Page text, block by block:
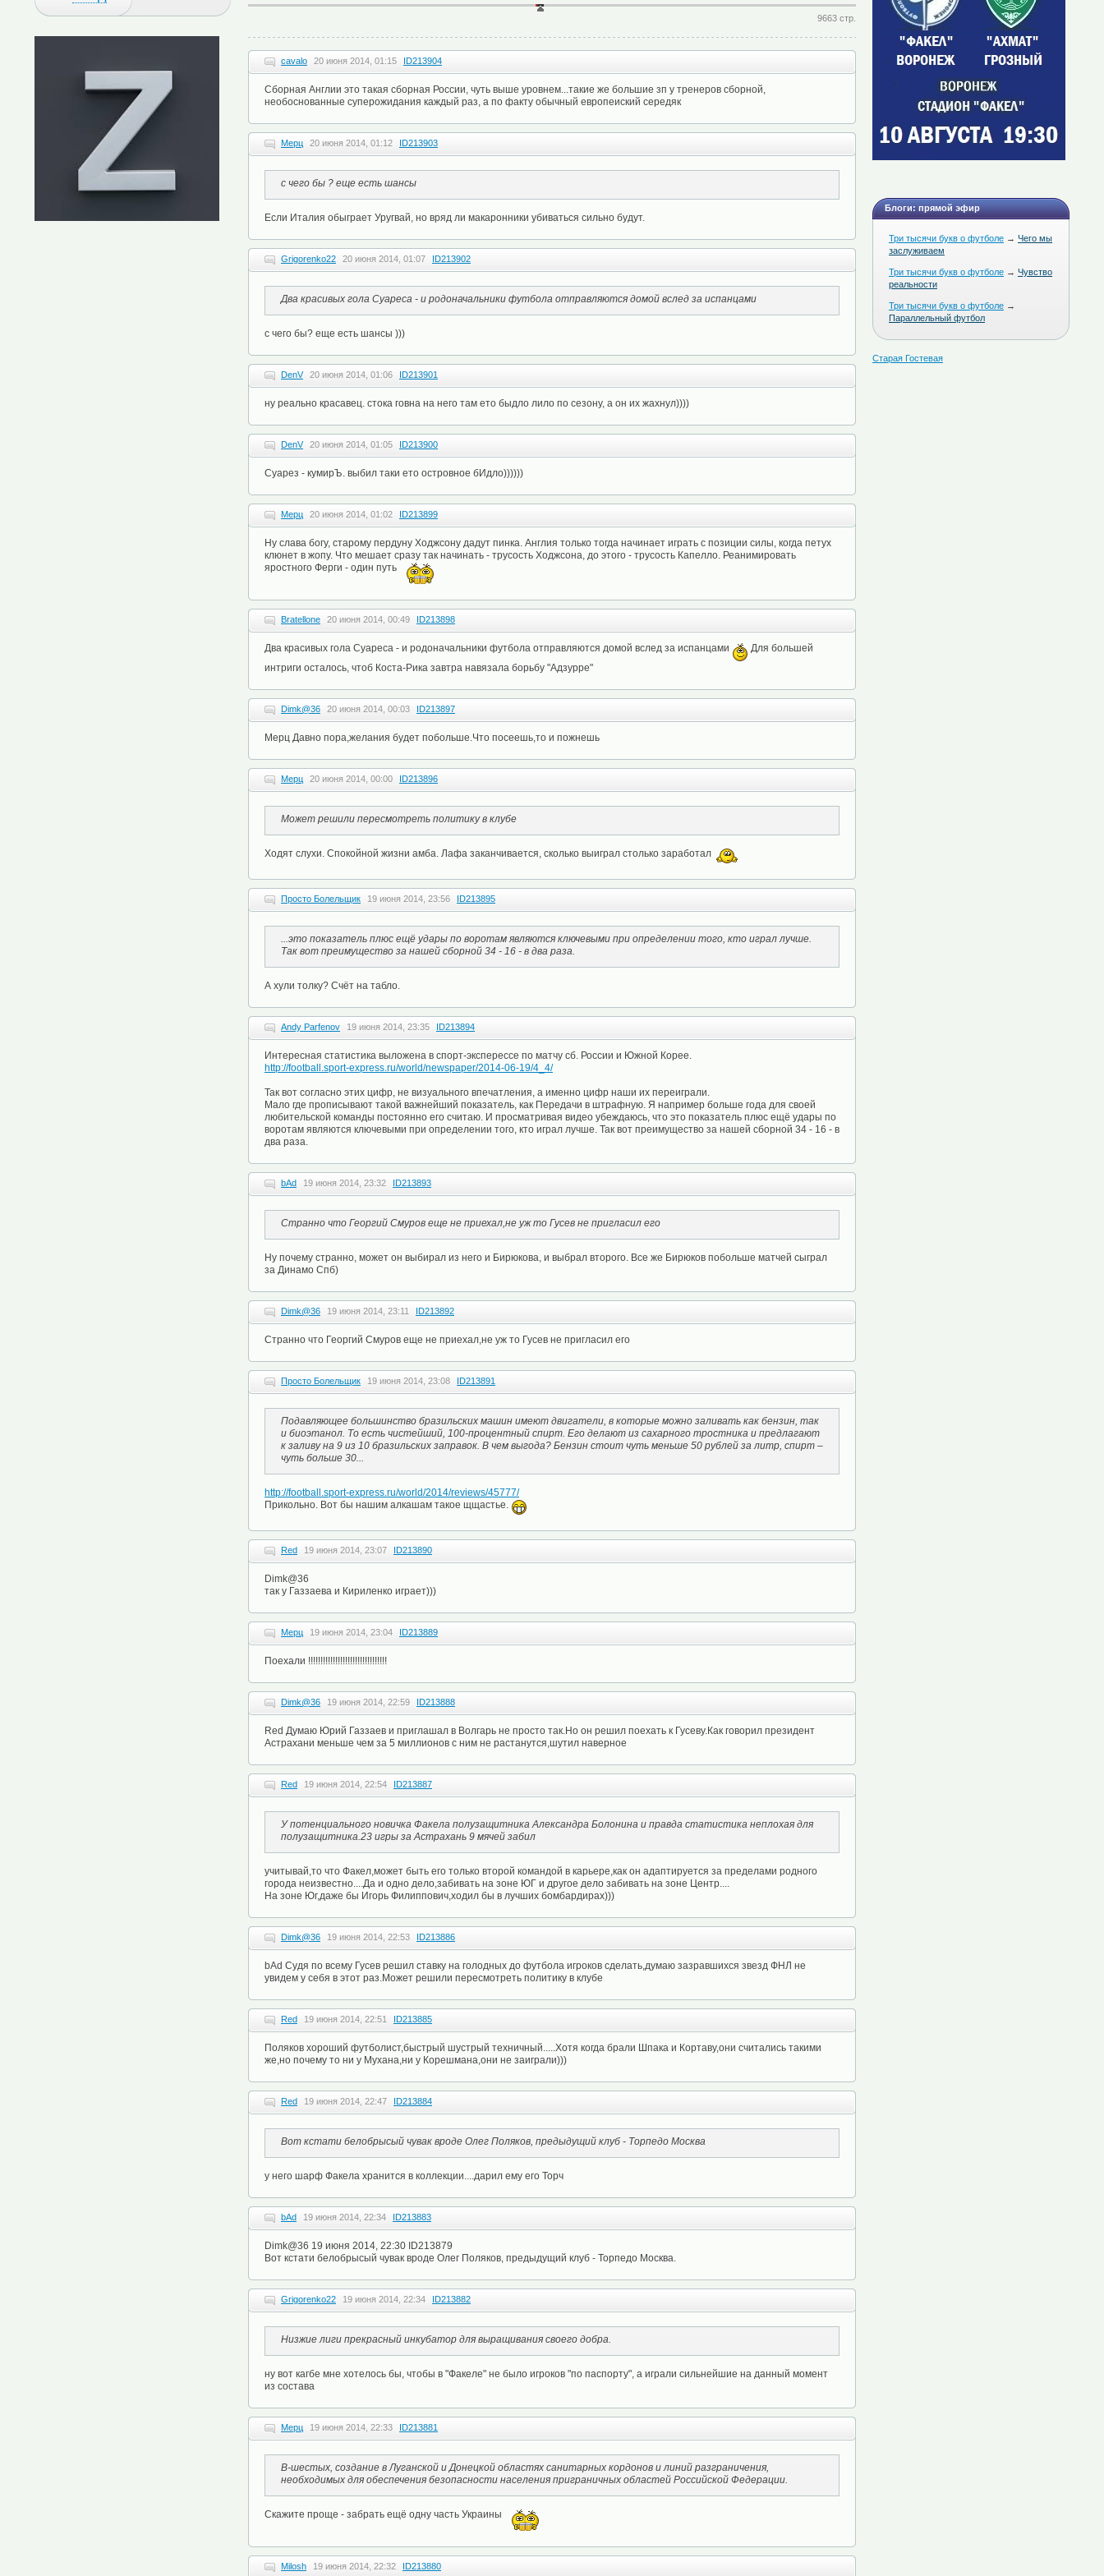
9663 стр.
cavalo 20 июня 2014, 01:15 ID213904
Сборная Англии это такая сборная России, чуть выше уровнем...такие же большие зп у тренеров сборной,
необоснованные суперожидания каждый раз, а по факту обычный европеиский середяк
Мерц 20 июня 2014, 01:12 ID213903
с чего бы ? еще есть шансы
Если Италия обыграет Уругвай, но вряд ли макаронники убиваться сильно будут.
Grigorenko22 20 июня 2014, 01:07 ID213902
Два красивых гола Суареса - и родоначальники футбола отправляются домой вслед за испанцами
с чего бы? еще есть шансы )))
DenV 20 июня 2014, 01:06 ID213901
ну реально красавец. стока говна на него там ето быдло лило по сезону, а он их жахнул))))
DenV 20 июня 2014, 01:05 ID213900
Суарез - кумирЪ. выбил таки ето островное бИдло))))))
Мерц 20 июня 2014, 01:02 ID213899
Ну слава богу, старому пердуну Ходжсону дадут пинка. Англия только тогда начинает играть с позиции силы, когда петух
клюнет в жопу. Что мешает сразу так начинать - трусость Ходжсона, до этого - трусость Капелло. Реанимировать
яростного Ферги - один путь
Bratellone 20 июня 2014, 00:49 ID213898
Два красивых гола Суареса - и родоначальники футбола отправляются домой вслед за испанцами
Для большей
интриги осталось, чтоб Коста-Рика завтра навязала борьбу "Адзурре"
Dimk@36 20 июня 2014, 00:03 ID213897
Мерц Давно пора,желания будет побольше.Что посеешь,то и пожнешь
Мерц 20 июня 2014, 00:00 ID213896
Может решили пересмотреть политику в клубе
Ходят слухи. Спокойной жизни амба. Лафа заканчивается, сколько выиграл столько заработал
Просто Болельщик 19 июня 2014, 23:56 ID213895
...это показатель плюс ещё удары по воротам являются ключевыми при определении того, кто играл лучше.
Так вот преимущество за нашей сборной 34 - 16 - в два раза.
А хули толку? Счёт на табло.
Andy Parfenov 19 июня 2014, 23:35 ID213894
Интересная статистика выложена в спорт-эксперессе по матчу сб. России и Южной Корее.
http://football.sport-express.ru/world/newspaper/2014-06-19/4_4/
Так вот согласно этих цифр, не визуального впечатления, а именно цифр наши их переиграли.
Мало где прописывают такой важнейший показатель, как Передачи в штрафную. Я например больше года для своей
любительской команды постоянно его считаю. И просматривая видео убеждаюсь, что это показатель плюс ещё удары по
воротам являются ключевыми при определении того, кто играл лучше. Так вот преимущество за нашей сборной 34 - 16 - в
два раза.
bAd 19 июня 2014, 23:32 ID213893
Странно что Георгий Смуров еще не приехал,не уж то Гусев не пригласил его
Ну почему странно, может он выбирал из него и Бирюкова, и выбрал второго. Все же Бирюков побольше матчей сыграл
за Динамо Спб)
Dimk@36 19 июня 2014, 23:11 ID213892
Странно что Георгий Смуров еще не приехал,не уж то Гусев не пригласил его
Просто Болельщик 19 июня 2014, 23:08 ID213891
Подавляющее большинство бразильских машин имеют двигатели, в которые можно заливать как бензин, так
и биоэтанол. То есть чистейший, 100-процентный спирт. Его делают из сахарного тростника и предлагают
к заливу на 9 из 10 бразильских заправок. В чем выгода? Бензин стоит чуть меньше 50 рублей за литр, спирт –
чуть больше 30...
http://football.sport-express.ru/world/2014/reviews/45777/
Прикольно. Вот бы нашим алкашам такое щщастье.
Red 19 июня 2014, 23:07 ID213890
Dimk@36
так у Газзаева и Кириленко играет)))
Мерц 19 июня 2014, 23:04 ID213889
Поехали !!!!!!!!!!!!!!!!!!!!!!!!!!!!!!!!
Dimk@36 19 июня 2014, 22:59 ID213888
Red Думаю Юрий Газзаев и приглашал в Волгарь не просто так.Но он решил поехать к Гусеву.Как говорил президент
Астрахани меньше чем за 5 миллионов с ним не растанутся,шутил наверное
Red 19 июня 2014, 22:54 ID213887
У потенциального новичка Факела полузащитника Александра Болонина и правда статистика неплохая для
полузащитника.23 игры за Астрахань 9 мячей забил
учитывай,то что Факел,может быть его только второй командой в карьере,как он адаптируется за пределами родного
города неизвестно....Да и одно дело,забивать на зоне ЮГ и другое дело забивать на зоне Центр....
На зоне Юг,даже бы Игорь Филиппович,ходил бы в лучших бомбардирах)))
Dimk@36 19 июня 2014, 22:53 ID213886
bAd Судя по всему Гусев решил ставку на голодных до футбола игроков сделать,думаю зазравшихся звезд ФНЛ не
увидем у себя в этот раз.Может решили пересмотреть политику в клубе
Red 19 июня 2014, 22:51 ID213885
Поляков хороший футболист,быстрый шустрый техничный.....Хотя когда брали Шпака и Кортаву,они считались такими
же,но почему то ни у Мухана,ни у Корешмана,они не заиграли)))
Red 19 июня 2014, 22:47 ID213884
Вот кстати белобрысый чувак вроде Олег Поляков, предыдущий клуб - Торпедо Москва
у него шарф Факела хранится в коллекции....дарил ему его Торч
bAd 19 июня 2014, 22:34 ID213883
Dimk@36 19 июня 2014, 22:30 ID213879
Вот кстати белобрысый чувак вроде Олег Поляков, предыдущий клуб - Торпедо Москва.
Grigorenko22 19 июня 2014, 22:34 ID213882
Низжие лиги прекрасный инкубатор для выращивания своего добра.
ну вот кагбе мне хотелось бы, чтобы в "Факеле" не было игроков "по паспорту", а играли сильнейшие на данный момент
из состава
Мерц 19 июня 2014, 22:33 ID213881
В-шестых, создание в Луганской и Донецкой областях санитарных кордонов и линий разграничения,
необходимых для обеспечения безопасности населения приграничных областей Российской Федерации.
Скажите проще - забрать ещё одну часть Украины
Milosh 19 июня 2014, 22:32 ID213880
Блоги: прямой эфир
Три тысячи букв о футболе → Чего мы
заслуживаем
Три тысячи букв о футболе → Чувство
реальности
Три тысячи букв о футболе →
Параллельный футбол
Старая Гостевая